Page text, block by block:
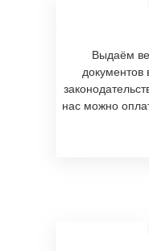
Выдаём
документов
нас можно